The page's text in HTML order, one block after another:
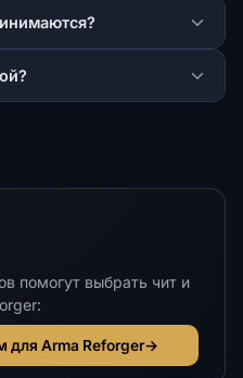
помогут выбрать чит и
для Arma Reforger→